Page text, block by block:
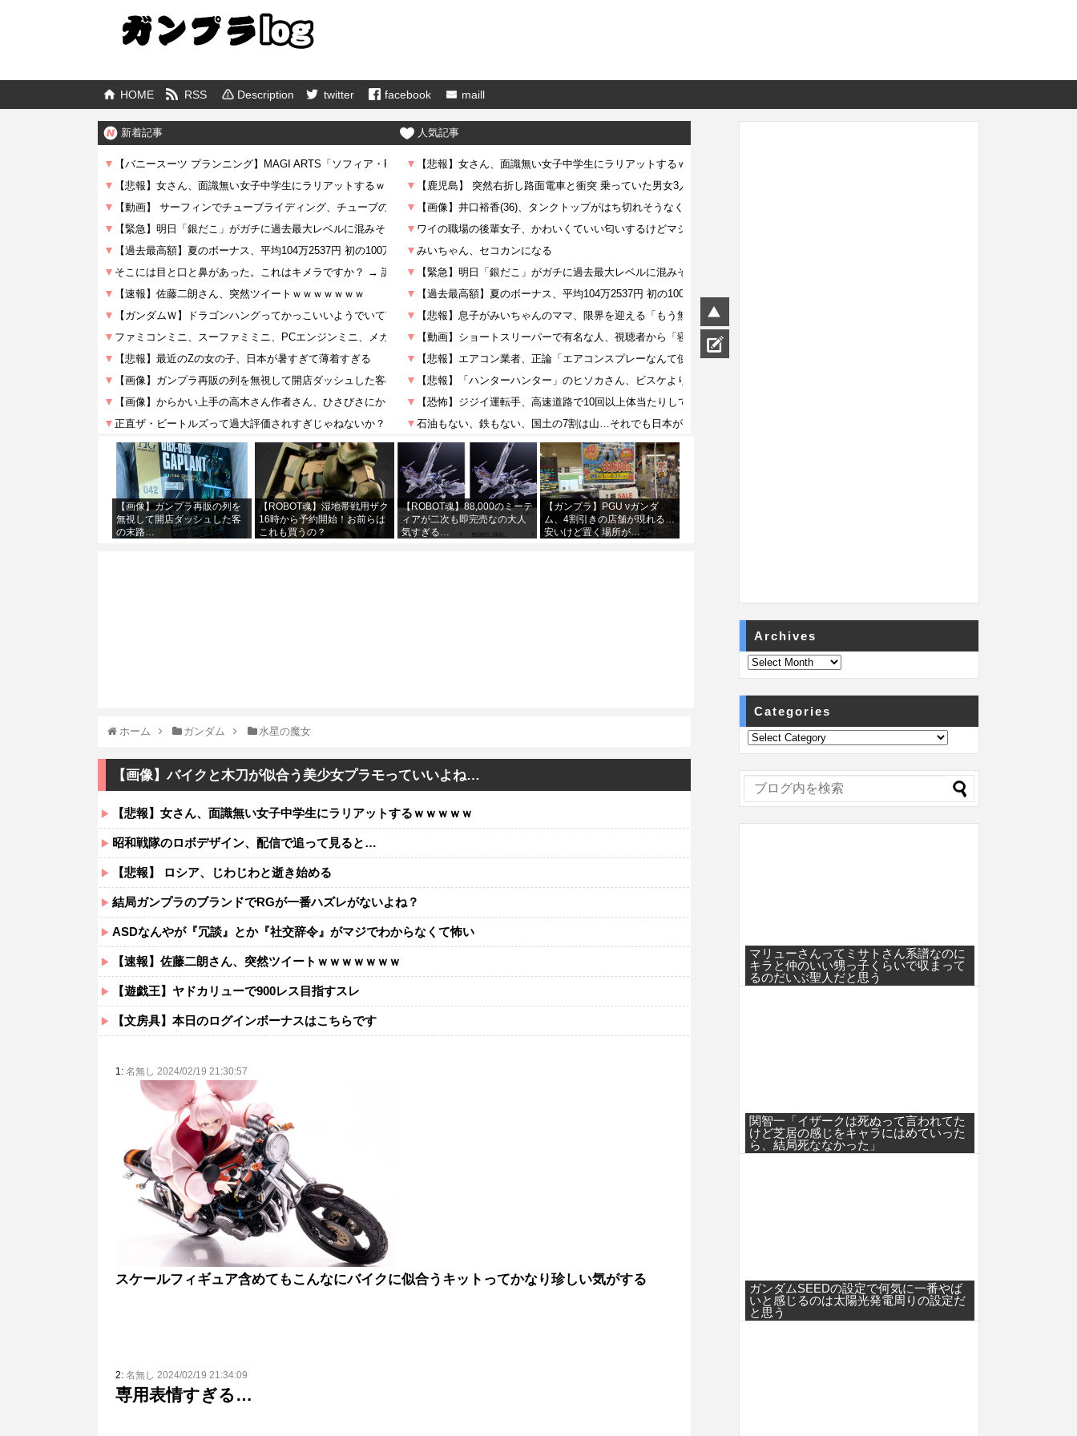
HOME RSS Description twitter facebook maill
新着記事 人気記事
【画像】ガンプラ再販の列を
無視して開店ダッシュした客
の末路…
【ROBOT魂】湿地帯戦用ザク
16時から予約開始！お前らは
これも買うの？
【ROBOT魂】88,000のミーテ
ィアが二次も即完売なの大人
気すぎる…
【ガンプラ】PGU νガンダ
ム、4割引きの店舗が現れる…
安いけど置く場所が…
ホーム ガンダム 水星の魔女
【画像】バイクと木刀が似合う美少女プラモっていいよね…
【悲報】女さん、面識無い女子中学生にラリアットするｗｗｗｗｗ
昭和戦隊のロボデザイン、配信で追って見ると…
【悲報】 ロシア、じわじわと逝き始める
結局ガンプラのブランドでRGが一番ハズレがないよね？
ASDなんやが『冗談』とか『社交辞令』がマジでわからなくて怖い
【速報】佐藤二朗さん、突然ツイートｗｗｗｗｗｗｗ
【遊戯王】ヤドカリューで900レス目指すスレ
【文房具】本日のログインボーナスはこちらです
1: 名無し 2024/02/19 21:30:57
スケールフィギュア含めてもこんなにバイクに似合うキットってかなり珍しい気がする
2: 名無し 2024/02/19 21:34:09
専用表情すぎる…
Archives
Categories
マリューさんってミサトさん系譜なのに
キラと仲のいい甥っ子くらいで収まって
るのだいぶ聖人だと思う
関智一「イザークは死ぬって言われてた
けど芝居の感じをキャラにはめていった
ら、結局死ななかった」
ガンダムSEEDの設定で何気に一番やば
いと感じるのは太陽光発電周りの設定だ
と思う